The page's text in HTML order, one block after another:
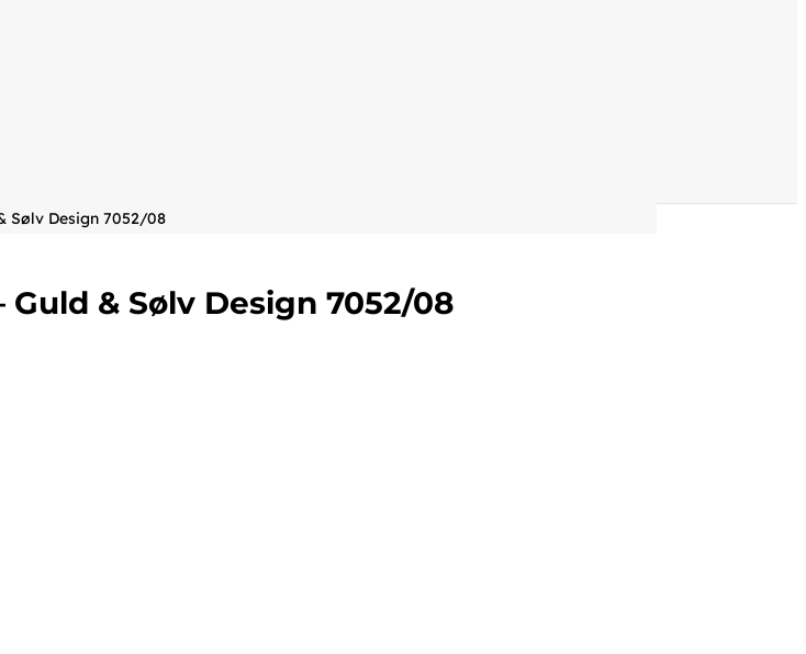
Sølv Design 7052/08
& Sølv Design 7052/08